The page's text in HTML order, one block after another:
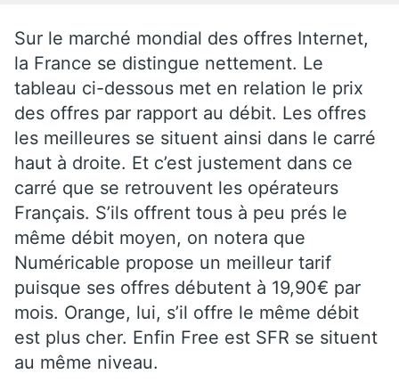
Sur le marché mondial des offres Internet,
la France se distingue nettement. Le
tableau ci-dessous met en relation le prix
des offres par rapport au débit. Les offres
les meilleures se situent ainsi dans le carré
haut à droite. Et c’est justement dans ce
carré que se retrouvent les opérateurs
Français. S’ils offrent tous à peu prés le
même débit moyen, on notera que
Numéricable propose un meilleur tarif
puisque ses offres débutent à 19,90€ par
mois. Orange, lui, s’il offre le même débit
est plus cher. Enfin Free est SFR se situent
au même niveau.